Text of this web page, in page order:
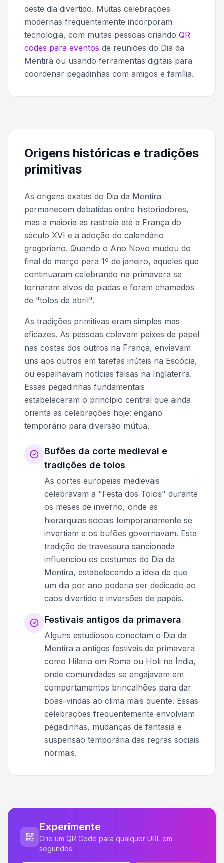
deste dia divertido. Muitas celebrações
modernas frequentemente incorporam
tecnologia, com muitas pessoas criando QR
codes para eventos de reuniões do Dia da
Mentira ou usando ferramentas digitais para
coordenar pegadinhas com amigos e família.
Origens históricas e tradições
primitivas
As origens exatas do Dia da Mentira
permanecem debatidas entre historiadores,
mas a maioria as rastreia até a França do
século XVI e a adoção do calendário
gregoriano. Quando o Ano Novo mudou do
final de março para 1º de janeiro, aqueles que
continuaram celebrando na primavera se
tornaram alvos de piadas e foram chamados
de "tolos de abril".
As tradições primitivas eram simples mas
eficazes. As pessoas colavam peixes de papel
nas costas dos outros na França, enviavam
uns aos outros em tarefas inúteis na Escócia,
ou espalhavam notícias falsas na Inglaterra.
Essas pegadinhas fundamentais
estabeleceram o princípio central que ainda
orienta as celebrações hoje: engano
temporário para diversão mútua.
Bufões da corte medieval e
tradições de tolos
As cortes europeias medievais
celebravam a "Festa dos Tolos" durante
os meses de inverno, onde as
hierarquias sociais temporariamente se
invertiam e os bufões governavam. Esta
tradição de travessura sancionada
influenciou os costumes do Dia da
Mentira, estabelecendo a ideia de que
um dia por ano poderia ser dedicado ao
caos divertido e inversões de papéis.
Festivais antigos da primavera
Alguns estudiosos conectam o Dia da
Mentira a antigos festivais de primavera
como Hilaria em Roma ou Holi na Índia,
onde comunidades se engajavam em
comportamentos brincalhões para dar
boas-vindas ao clima mais quente. Essas
celebrações frequentemente envolviam
pegadinhas, mudanças de fantasia e
suspensão temporária das regras sociais
normais.
Experimente
Crie um QR Code para qualquer URL em
segundos